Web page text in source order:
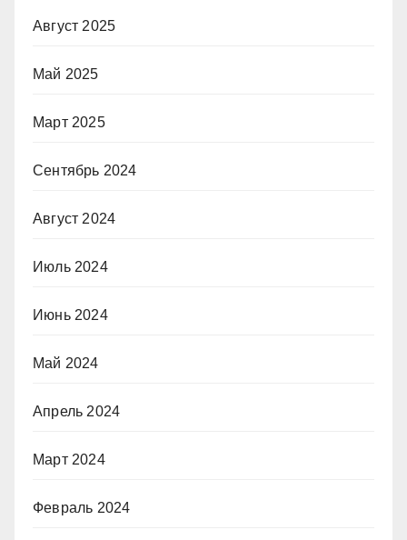
Август 2025
Май 2025
Март 2025
Сентябрь 2024
Август 2024
Июль 2024
Июнь 2024
Май 2024
Апрель 2024
Март 2024
Февраль 2024